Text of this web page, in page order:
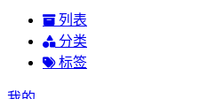
列表
分类
标签